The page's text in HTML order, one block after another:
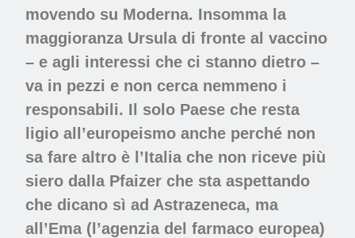
movendo su Moderna. Insomma la
maggioranza Ursula di fronte al vaccino
– e agli interessi che ci stanno dietro –
va in pezzi e non cerca nemmeno i
responsabili. Il solo Paese che resta
ligio all’europeismo anche perché non
sa fare altro è l’Italia che non riceve più
siero dalla Pfaizer che sta aspettando
che dicano sì ad Astrazeneca, ma
all’Ema (l’agenzia del farmaco europea)